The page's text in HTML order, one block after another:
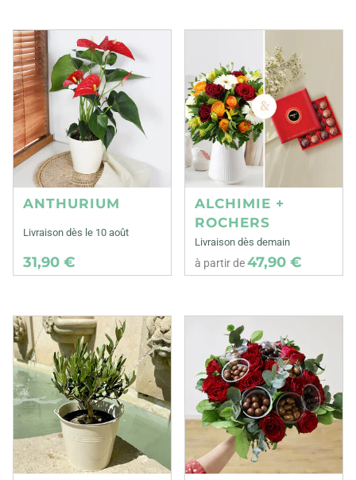
ANTHURIUM
Livraison dès le 10 août
31,90 €
ALCHIMIE +
ROCHERS
Livraison dès demain
à partir de47,90 €